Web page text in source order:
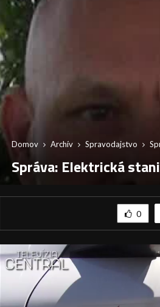
Domov Archív Spravodajstvo
Správa: Elektrická
0